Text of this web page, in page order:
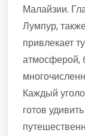
Малайзии.
Лумпур,
привлекает
атмосферой,
Каждый
готов